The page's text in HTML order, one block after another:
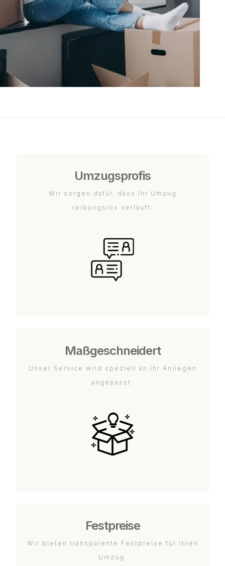
Umzugsprofis
Wir sorgen dafür, dass Ihr Umzug
reibungslos verläuft.
Maßgeschneidert
Unser Service wird speziell an Ihr Anliegen
angepasst.
Festpreise
Wir bieten transparente Festpreise für Ihren
Umzug.